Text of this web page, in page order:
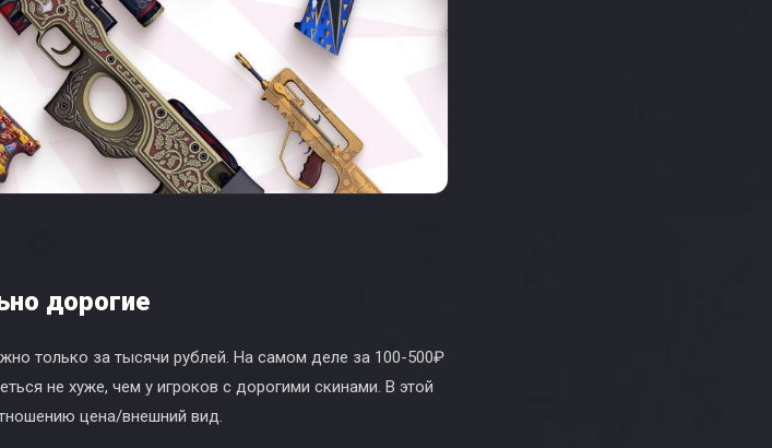
дорогие
только за тысячи рублей. На самом деле за 100-500₽
не хуже, чем у игроков с дорогими скинами. В этой
цена/внешний вид.